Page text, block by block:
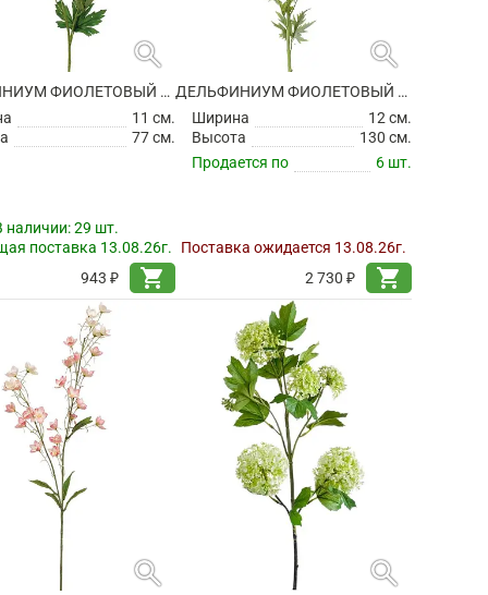
search
ДЕЛЬФИНИУМ ФИОЛЕТОВЫЙ ИСКУССТВЕННЫЙ
11 см.
77 см.
наличии:29 шт.
поставка 13.08.26г.
943 ₽
shopping_cart
search
ДЕЛЬФИНИУМ ФИОЛЕТОВЫЙ ИСКУССТВЕННЫЙ
Ширина
12 см.
Высота
130 см.
Продается по
6 шт.
Поставка ожидается 13.08.26г.
2 730 ₽
shopping_cart
search search